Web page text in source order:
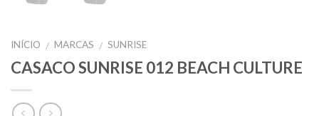
INÍCIO / MARCAS / SUNRISE
CASACO SUNRISE 012 BEACH CULTURE